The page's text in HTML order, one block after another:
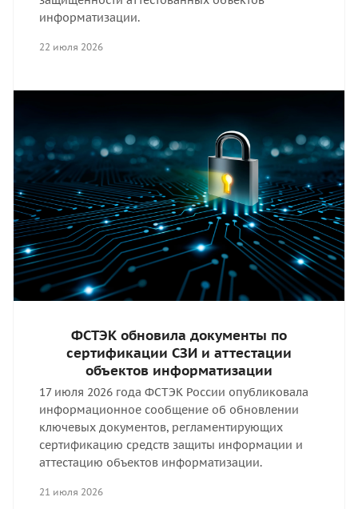
информатизации.
22 июля 2026
ФСТЭК обновила документы по
сертификации СЗИ и аттестации
объектов информатизации
17 июля 2026 года ФСТЭК России опубликовала
информационное сообщение об обновлении
ключевых документов, регламентирующих
сертификацию средств защиты информации и
аттестацию объектов информатизации.
21 июля 2026